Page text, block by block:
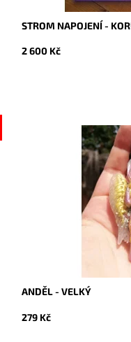
STROM NAPOJENÍ -
2 600 Kč
4238
ANDĚL - VELKÝ
279 Kč